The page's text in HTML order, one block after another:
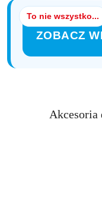
To nie wszystko...
ZOBACZ
Pomiń karuzelę
Produkty
Akcesoria